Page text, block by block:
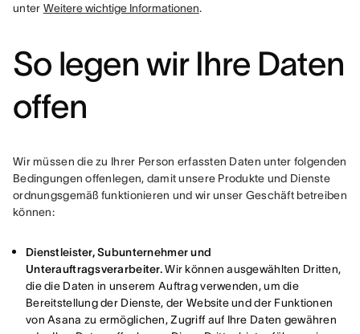
unter Weitere wichtige Informationen.
So legen wir Ihre Daten
offen
Wir müssen die zu Ihrer Person erfassten Daten unter folgenden
Bedingungen offenlegen, damit unsere Produkte und Dienste
ordnungsgemäß funktionieren und wir unser Geschäft betreiben
können:
Dienstleister, Subunternehmer und
Unterauftragsverarbeiter.Wir können ausgewählten Dritten,
die die Daten in unserem Auftrag verwenden, um die
Bereitstellung der Dienste, der Website und der Funktionen
von Asana zu ermöglichen, Zugriff auf Ihre Daten gewähren